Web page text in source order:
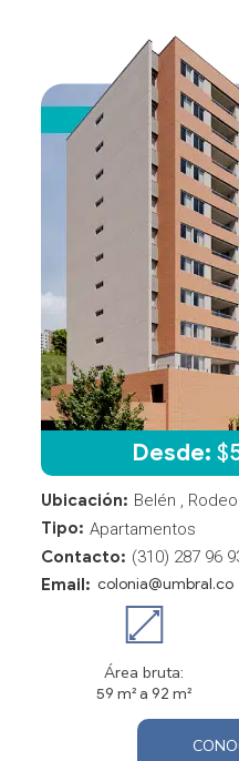
Desde: $
Ubicación: Belén ,
Tipo: Apartamentos
Contacto: (310) 287 96
Email: colonia@umbral.co
Área bruta:
59 m² a 92 m²